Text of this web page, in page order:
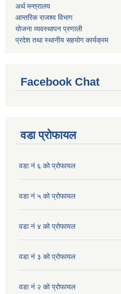
अर्थ मन्त्रालय
आन्तरिक राजश्व विभाग
योजना व्यवस्थापन प्रणाली
प्रदेश तथा स्थानीय सहयोग कार्यक्रम
Facebook Chat
वडा प्रोफायल
वडा नं ६ को प्रोफायल
वडा नं ५ को प्रोफायल
वडा नं ४ को प्रोफायल
वडा नं ३ को प्रोफायल
वडा नं २ को प्रोफायल